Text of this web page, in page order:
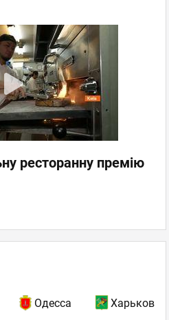
ресторанну премію
Одесса Харьков